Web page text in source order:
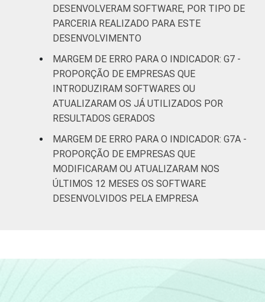
DESENVOLVERAM SOFTWARE, POR TIPO DE
PARCERIA REALIZADO PARA ESTE
DESENVOLVIMENTO
MARGEM DE ERRO PARA O INDICADOR: G7 -
PROPORÇÃO DE EMPRESAS QUE
INTRODUZIRAM SOFTWARES OU
ATUALIZARAM OS JÁ UTILIZADOS POR
RESULTADOS GERADOS
MARGEM DE ERRO PARA O INDICADOR: G7A -
PROPORÇÃO DE EMPRESAS QUE
MODIFICARAM OU ATUALIZARAM NOS
ÚLTIMOS 12 MESES OS SOFTWARE
DESENVOLVIDOS PELA EMPRESA